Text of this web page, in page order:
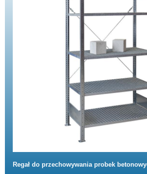
Regał do przechowywania probek